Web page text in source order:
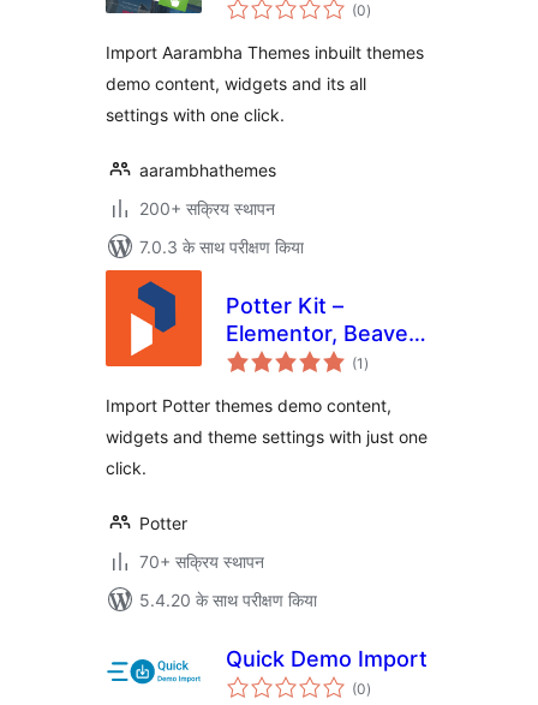
(0दर)
Import Aarambha Themes inbuilt themes
demo content, widgets and its all
settings with one click.
aarambhathemes
200+ सक्रिय स्थापन
7.0.3 के साथ परीक्षण किया
Potter Kit –
Elementor, Beaver
Builder, Gutenberg
Elementor Blocks
Builder
(1 कुल
दर)
Import Potter themes demo content,
widgets and theme settings with just one
click.
Potter
70+ सक्रिय स्थापन
5.4.20 के साथ परीक्षण किया
Quick Demo Import
(0कुल
दर)